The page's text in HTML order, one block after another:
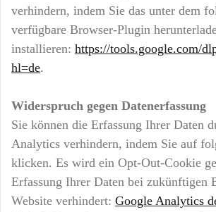
verhindern, indem Sie das unter dem
verfügbare Browser-Plugin
installieren: https://tools.google.com/
hl=de.
Widerspruch gegen Datenerfassung
Sie können die Erfassung Ihrer Daten
Analytics verhindern, indem Sie auf
klicken. Es wird ein Opt-Out-Cookie
Erfassung Ihrer Daten bei zukünftigen
Website verhindert: Google Analytics